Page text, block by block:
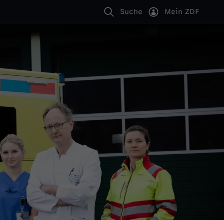
Suche Mein ZDF